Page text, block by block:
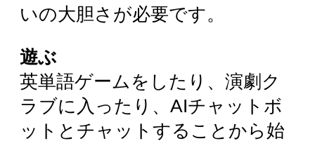
いの大胆さが必要です。
遊ぶ
英単語ゲームをしたり、演劇ク
ラブに入ったり、AIチャットボ
ットとチャットすることから始